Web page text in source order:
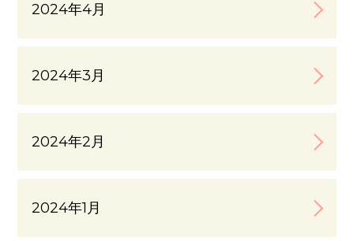
2024年4月
2024年3月
2024年2月
2024年1月